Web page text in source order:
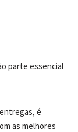
parte essencial
é
as melhores